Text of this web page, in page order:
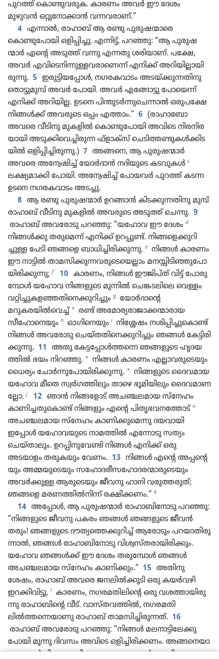
പുറത്ത്‌ കൊണ്ടു​വ​രുക. കാരണം അവർ ഈ ദേശം
മുഴുവൻ ഒറ്റു​നോ​ക്കാൻ വന്നവരാ​ണ്‌.”
4 എന്നാൽ, രാഹാബ്‌ ആ രണ്ടു പുരു​ഷ​ന്മാ​രെ
കൊണ്ടുപോ​യി ഒളിപ്പി​ച്ചു. എന്നിട്ട്‌, പറഞ്ഞു: “ആ പുരു​ഷ​
ന്മാർ എന്റെ അടുത്ത്‌ വന്നു എന്നതു ശരിയാ​ണ്‌. പക്ഷേ,
അവർ എവി​ടെ​നി​ന്നു​ള്ള​വ​രാണെന്ന്‌ എനിക്ക്‌ അറിയി​ല്ലാ​യി​
രു​ന്നു. 5 ഇരുട്ടിയപ്പോൾ, നഗരക​വാ​ടം അടയ്‌ക്കു​ന്ന​തി​നു
തൊട്ടു​മുമ്പ്‌ അവർ പോയി. അവർ എങ്ങോട്ടു പോ​യെന്ന്‌
എനിക്ക്‌ അറിയില്ല. ഉടനെ പിന്തു​ടർന്നുചെ​ന്നാൽ ഒരുപക്ഷേ
നിങ്ങൾക്ക്‌ അവരുടെ ഒപ്പം എത്താം.” 6 (രാഹാ​ബോ
അവരെ വീടിനു മുകളിൽ കൊണ്ടുപോ​യി അവിടെ നിരനി​ര​
യാ​യി അടുക്കിവെ​ച്ചി​രുന്ന ഫ്‌ളാ​ക്‌സ്‌ ചെടി​ത്ത​ണ്ടു​കൾക്കി​ട​
യിൽ ഒളിപ്പി​ച്ചി​രു​ന്നു.) 7 അങ്ങനെ, ആ പുരു​ഷ​ന്മാർ
അവരെ അന്വേ​ഷിച്ച്‌ യോർദാൻ നദിയു​ടെ കടവുകൾ c
ലക്ഷ്യമാ​ക്കി പോയി. അന്വേ​ഷിച്ച്‌ പോയവർ പുറത്ത്‌ കടന്ന
ഉടനെ നഗരക​വാ​ടം അടച്ചു.
8 ആ രണ്ടു പുരു​ഷ​ന്മാർ ഉറങ്ങാൻ കിടക്കു​ന്ന​തി​നു മുമ്പ്‌
രാഹാബ്‌ വീടിനു മുകളിൽ അവരുടെ അടുത്ത്‌ ചെന്നു. 9
രാഹാബ്‌ അവരോ​ടു പറഞ്ഞു: “യഹോവ ഈ ദേശം d
നിങ്ങൾക്കു തരു​മെന്ന്‌ എനിക്ക്‌ ഉറപ്പുണ്ട്‌. നിങ്ങ​ളെ​ക്കു​റി​
ച്ചുള്ള പേടി ഞങ്ങളെ ബാധി​ച്ചി​രി​ക്കു​ന്നു. e നിങ്ങൾ കാരണം
ഈ നാട്ടിൽ താമസി​ക്കു​ന്ന​വ​രുടെയെ​ല്ലാം മനസ്സി​ടി​ഞ്ഞുപോ​
യി​രി​ക്കു​ന്നു; f 10 കാരണം, നിങ്ങൾ ഈജി​പ്‌ത്‌ വിട്ട്‌ പോരു​
മ്പോൾ യഹോവ നിങ്ങളു​ടെ മുന്നിൽ ചെങ്കട​ലി​ലെ വെള്ളം
വറ്റിച്ചുകളഞ്ഞതിനെക്കുറിച്ചും g യോർദാ​ന്റെ
മറുകരയിൽവെച്ച്‌ * രണ്ട്‌ അമോ​ര്യ​രാ​ജാ​ക്ക​ന്മാ​രായ
സീഹോനെയും h ഓഗിനെയും i നിശ്ശേഷം നശിപ്പി​ച്ചുകൊണ്ട്‌
നിങ്ങൾ അവരോ​ടു ചെയ്‌ത​തിനെ​ക്കു​റി​ച്ചും ഞങ്ങൾ കേട്ടി​രി​
ക്കു​ന്നു. 11 അതു കേട്ട​പ്പോൾത്തന്നെ ഞങ്ങളുടെ ഹൃദയ​
ത്തിൽ ഭയം നിറഞ്ഞു. * നിങ്ങൾ കാരണം എല്ലാവ​രുടെ​യും
ധൈര്യം ചോർന്നുപോ​യി​രി​ക്കു​ന്നു. * നിങ്ങളു​ടെ ദൈവ​മായ
യഹോവ മീതെ സ്വർഗ​ത്തി​ലും താഴെ ഭൂമി​യി​ലും ദൈവ​മാ​ണ​
ല്ലോ. j 12 ഞാൻ നിങ്ങ​ളോട്‌ അചഞ്ചല​മായ സ്‌നേഹം
കാണി​ച്ച​തുകൊണ്ട്‌ നിങ്ങളും എന്റെ പിതൃഭവനത്തോട്‌ *
അചഞ്ചല​മായ സ്‌നേഹം കാണി​ക്കുമെന്നു ദയവായി
ഇപ്പോൾ യഹോ​വ​യു​ടെ നാമത്തിൽ എന്നോടു സത്യം
ചെയ്‌താ​ലും. ഉറപ്പി​നുവേണ്ടി നിങ്ങൾ എനിക്ക്‌ ഒരു
അടയാളം തരുക​യും വേണം. 13 നിങ്ങൾ എന്റെ അപ്പന്റെ​
യും അമ്മയുടെ​യും സഹോ​ദ​രീ​സഹോ​ദ​ര​ന്മാ​രുടെ​യും
അവർക്കുള്ള ആരു​ടെ​യും ജീവനു ഹാനി വരുത്ത​രുത്‌;
ഞങ്ങളെ മരണത്തിൽനി​ന്ന്‌ രക്ഷിക്കണം.” k
14 അപ്പോൾ, ആ പുരു​ഷ​ന്മാർ രാഹാ​ബിനോ​ടു പറഞ്ഞു:
“നിങ്ങളു​ടെ ജീവനു പകരം ഞങ്ങൾ ഞങ്ങളുടെ ജീവൻ
തരും! ഞങ്ങളുടെ ദൗത്യത്തെ​ക്കു​റിച്ച്‌ ആരോ​ടും പറയാ​തി​രു​
ന്നാൽ, ഞങ്ങൾ രാഹാ​ബിനോ​ടു വിശ്വ​സ്‌ത​രാ​യി​രി​ക്കും.
യഹോവ ഞങ്ങൾക്ക്‌ ഈ ദേശം തരു​മ്പോൾ ഞങ്ങൾ
അചഞ്ചല​മായ സ്‌നേഹം കാണി​ക്കും.” 15 അതിനു
ശേഷം, രാഹാബ്‌ അവരെ ജനലിൽക്കൂ​ടി ഒരു കയർവഴി
ഇറക്കി​വി​ട്ടു. l കാരണം, നഗരമ​തി​ലി​ന്റെ ഒരു വശത്താ​യി​രു​
ന്നു രാഹാ​ബി​ന്റെ വീട്‌. വാസ്‌ത​വ​ത്തിൽ, നഗരമ​തി​
ലിൽത്തന്നെ​യാ​ണു രാഹാബ്‌ താമസി​ച്ചി​രു​ന്നത്‌. 16
രാഹാബ്‌ അവരോ​ടു പറഞ്ഞു: “നിങ്ങൾ മലനാ​ട്ടിലേക്കു
പോയി മൂന്നു ദിവസം അവിടെ ഒളിച്ചി​രി​ക്കണം. അങ്ങനെ​യാ​
കുമ്പോൾ നിങ്ങളെ തിരഞ്ഞുപോ​കു​ന്ന​വർക്കു നിങ്ങളെ